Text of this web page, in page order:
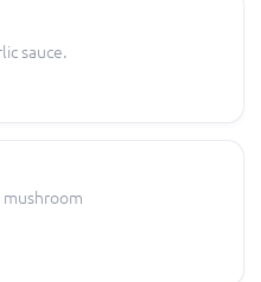
sauce.
mushroom